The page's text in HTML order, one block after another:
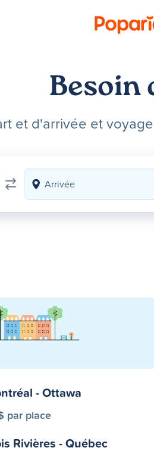
Besoin
et d'arrivée et
- Ottawa
par place
Rivières - Québec